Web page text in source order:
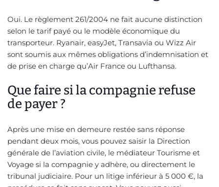
Oui. Le règlement 261/2004 ne fait aucune distinction
selon le tarif payé ou le modèle économique du
transporteur. Ryanair, easyJet, Transavia ou Wizz Air
sont soumis aux mêmes obligations d’indemnisation et
de prise en charge qu’Air France ou Lufthansa.
Que faire si la compagnie refuse
de payer ?
Après une mise en demeure restée sans réponse
pendant deux mois, vous pouvez saisir la Direction
générale de l’aviation civile, le médiateur Tourisme et
Voyage si la compagnie y adhère, ou directement le
tribunal judiciaire. Pour un litige inférieur à 5 000 €, la